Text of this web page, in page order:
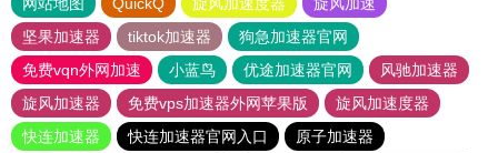
网站地图 QuickQ 旋风加速度器
旋风加速
坚果加速器
tiktok加速器
狗急加速器官网
免费vqn外网加速
小蓝鸟 优途加速器官网
风驰加速器
旋风加速器
免费vps加速器外网苹果版
旋风加速度器
快连加速器
快连加速器官网入口
原子加速器